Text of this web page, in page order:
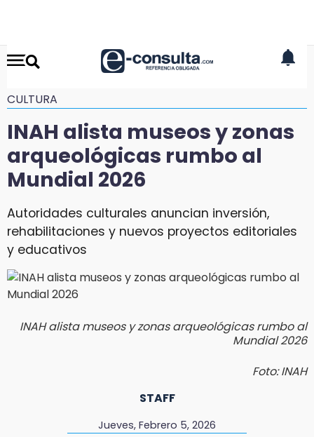
CULTURA
INAH alista museos y zonas
arqueológicas rumbo al
Mundial 2026
Autoridades culturales anuncian inversión,
rehabilitaciones y nuevos proyectos editoriales
y educativos
INAH alista museos y zonas arqueológicas rumbo al
Mundial 2026
Foto: INAH
STAFF
Jueves, Febrero 5, 2026